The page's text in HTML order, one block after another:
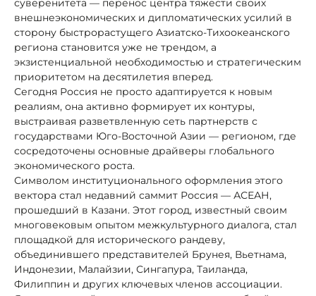
суверенитета — перенос центра тяжести своих
внешнеэкономических и дипломатических усилий в
сторону быстрорастущего Азиатско-Тихоокеанского
региона становится уже не трендом, а
экзистенциальной необходимостью и стратегическим
приоритетом на десятилетия вперед.
Сегодня Россия не просто адаптируется к новым
реалиям, она активно формирует их контуры,
выстраивая разветвленную сеть партнерств с
государствами Юго-Восточной Азии — регионом, где
сосредоточены основные драйверы глобального
экономического роста.
Символом институционального оформления этого
вектора стал недавний саммит Россия — АСЕАН,
прошедший в Казани. Этот город, известный своим
многовековым опытом межкультурного диалога, стал
площадкой для исторического рандеву,
объединившего представителей Брунея, Вьетнама,
Индонезии, Малайзии, Сингапура, Таиланда,
Филиппин и других ключевых членов ассоциации.